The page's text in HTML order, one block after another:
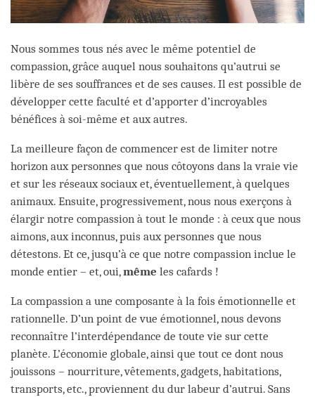
Nous sommes tous nés avec le même potentiel de
compassion, grâce auquel nous souhaitons qu’autrui se
libère de ses souffrances et de ses causes. Il est possible de
développer cette faculté et d’apporter d’incroyables
bénéfices à soi-même et aux autres.
La meilleure façon de commencer est de limiter notre
horizon aux personnes que nous côtoyons dans la vraie vie
et sur les réseaux sociaux et, éventuellement, à quelques
animaux. Ensuite, progressivement, nous nous exerçons à
élargir notre compassion à tout le monde : à ceux que nous
aimons, aux inconnus, puis aux personnes que nous
détestons. Et ce, jusqu’à ce que notre compassion inclue le
monde entier – et, oui,même les cafards !
La compassion a une composante à la fois émotionnelle et
rationnelle. D’un point de vue émotionnel, nous devons
reconnaître l’interdépendance de toute vie sur cette
planète. L’économie globale, ainsi que tout ce dont nous
jouissons – nourriture, vêtements, gadgets, habitations,
transports, etc., proviennent du dur labeur d’autrui. Sans